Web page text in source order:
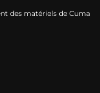
des matériels de Cuma